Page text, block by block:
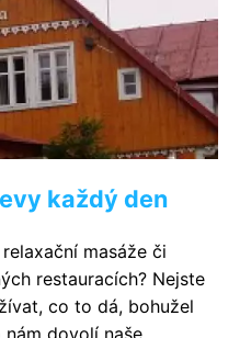
každý den
masáže či
restauracích? Nejste
co to dá, bohužel
dovolí naše